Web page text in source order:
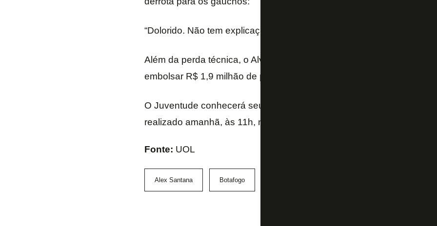
“Dolorido. Não tem explicação”.
Além da perda técnica, o Alvinegro ainda teve um prejuízo
embolsar R$ 1,9 milhão de premiação com a classificação.
O Juventude conhecerá seu próximo adversário na competição em
realizado amanhã, às 11h, na CBF.
Fonte: UOL
Alex Santana Botafogo